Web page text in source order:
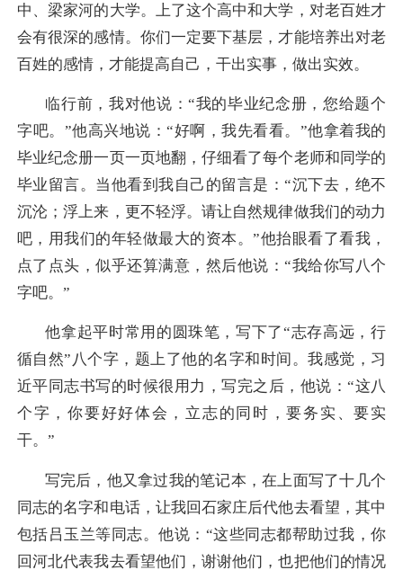
中、梁家河的大学。上了这个高中和大学，对老百姓才
会有很深的感情。你们一定要下基层，才能培养出对老
百姓的感情，才能提高自己，干出实事，做出实效。
临行前，我对他说：“我的毕业纪念册，您给题个
字吧。”他高兴地说：“好啊，我先看看。”他拿着我的
毕业纪念册一页一页地翻，仔细看了每个老师和同学的
毕业留言。当他看到我自己的留言是：“沉下去，绝不
沉沦；浮上来，更不轻浮。请让自然规律做我们的动力
吧，用我们的年轻做最大的资本。”他抬眼看了看我，
点了点头，似乎还算满意，然后他说：“我给你写八个
字吧。”
他拿起平时常用的圆珠笔，写下了“志存高远，行
循自然”八个字，题上了他的名字和时间。我感觉，习
近平同志书写的时候很用力，写完之后，他说：“这八
个字，你要好好体会，立志的同时，要务实、要实
干。”
写完后，他又拿过我的笔记本，在上面写了十几个
同志的名字和电话，让我回石家庄后代他去看望，其中
包括吕玉兰等同志。他说：“这些同志都帮助过我，你
回河北代表我去看望他们，谢谢他们，也把他们的情况